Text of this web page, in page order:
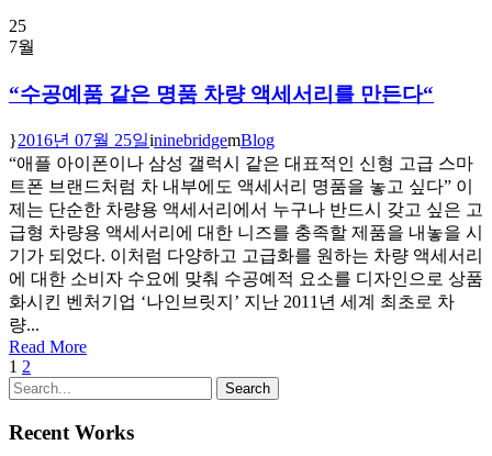
25
7월
“수공예품 같은 명품 차량 액세서리를 만든다“
2016년 07월 25일 ninebridge
Blog
“애플 아이폰이나 삼성 갤럭시 같은 대표적인 신형 고급 스마
트폰 브랜드처럼 차 내부에도 액세서리 명품을 놓고 싶다” 이
제는 단순한 차량용 액세서리에서 누구나 반드시 갖고 싶은 고
급형 차량용 액세서리에 대한 니즈를 충족할 제품을 내놓을 시
기가 되었다. 이처럼 다양하고 고급화를 원하는 차량 액세서리
에 대한 소비자 수요에 맞춰 수공예적 요소를 디자인으로 상품
화시킨 벤처기업 ‘나인브릿지’ 지난 2011년 세계 최초로 차
량...
Read More
1 2
Recent Works